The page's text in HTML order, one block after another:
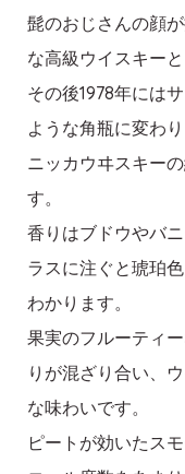
髭のおじさんの顔
な高級ウイスキー
その後1978年には
ような角瓶に変わ
ニッカウヰスキー
す。
香りはブドウやバ
ラスに注ぐと琥珀
わかります。
果実のフルーティ
りが混ざり合い、
な味わいです。
ピートが効いたス